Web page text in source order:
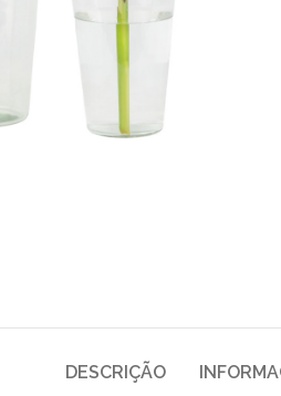
DESCRIÇÃO